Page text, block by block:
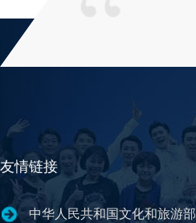
友情链接
中华人民共和国文化和旅游部